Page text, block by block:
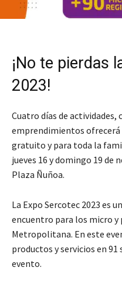
¡No te pierdas
2023!
Cuatro días de actividades,
emprendimientos ofrecerá
gratuito y para toda la
jueves 16 y domingo 19 de
Plaza Ñuñoa.
La Expo Sercotec 2023 es
encuentro para los micro y
Metropolitana. En este
productos y servicios en
evento.